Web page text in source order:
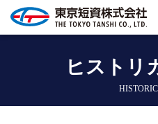
ヒストリ